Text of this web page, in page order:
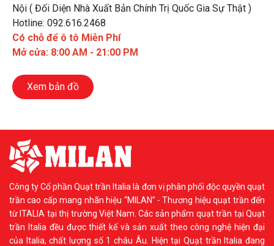
Nội ( Đối Diện Nhà Xuất Bản Chính Trị Quốc Gia Sự Thật )
Hotline: 092.616.2468
Có chỗ để ô tô Miễn Phí
Mở cửa: 8:00 AM - 21:00 PM
Xem bản đồ
Công ty Cổ phần Quạt trần Italia là đơn vị phân phối độc quyền quạt
trần cao cấp mang nhãn hiệu “MILAN” - Thương hiệu quạt trần đến
từ ITALIA tại thị trường Việt Nam. Các sản phẩm quạt trần tại Quạt
trần Italia đều được thiết kế và sản xuất theo công nghệ hiện đại
của Italia, chất lượng số 1 châu Âu. Hiện tại Quạt trần Italia đang